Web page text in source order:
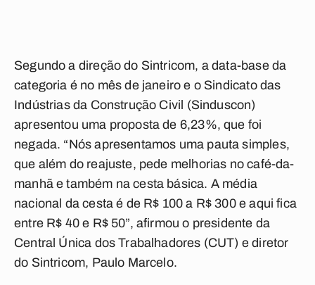
Segundo a direção do Sintricom, a data-base da
categoria é no mês de janeiro e o Sindicato das
Indústrias da Construção Civil (Sinduscon)
apresentou uma proposta de 6,23%, que foi
negada. “Nós apresentamos uma pauta simples,
que além do reajuste, pede melhorias no café-da-
manhã e também na cesta básica. A média
nacional da cesta é de R$ 100 a R$ 300 e aqui fica
entre R$ 40 e R$ 50”, afirmou o presidente da
Central Única dos Trabalhadores (CUT) e diretor
do Sintricom, Paulo Marcelo.